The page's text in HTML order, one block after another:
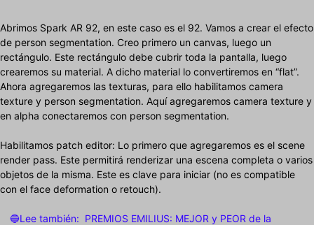
Abrimos Spark AR 92, en este caso es el 92. Vamos a crear el efecto
de person segmentation. Creo primero un canvas, luego un
rectángulo. Este rectángulo debe cubrir toda la pantalla, luego
crearemos su material. A dicho material lo convertiremos en “flat”.
Ahora agregaremos las texturas, para ello habilitamos camera
texture y person segmentation. Aquí agregaremos camera texture y
en alpha conectaremos con person segmentation.
Habilitamos patch editor: Lo primero que agregaremos es el scene
render pass. Este permitirá renderizar una escena completa o varios
objetos de la misma. Este es clave para iniciar (no es compatible
con el face deformation o retouch).
🔵Lee también: PREMIOS EMILIUS: MEJOR y PEOR de la